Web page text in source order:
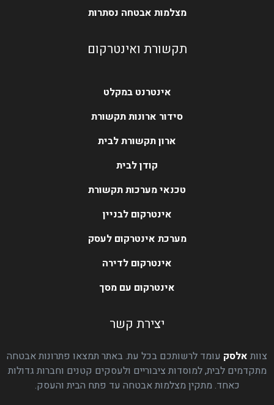
מצלמות אבטחה נסתרות
תקשורת ואינטרקום
אינטרנט במקלט
סידור ארונות תקשורת
ארון תקשורת לבית
קודן לבית
טכנאי מערכות תקשורת
אינטרקום לבניין
מערכת אינטרקום לעסק
אינטרקום לדירה
אינטרקום עם מסך
יצירת קשר
צוות אלסק עומד לרשותכם בכל עת. באתר תמצאו פתרונות אבטחה
מתקדמים לבית, למוסדות ציבוריים ולעסקים קטנים וחברות גדולות
כאחד. מתקין מצלמות אבטחה עד פתח הבית והעסק.